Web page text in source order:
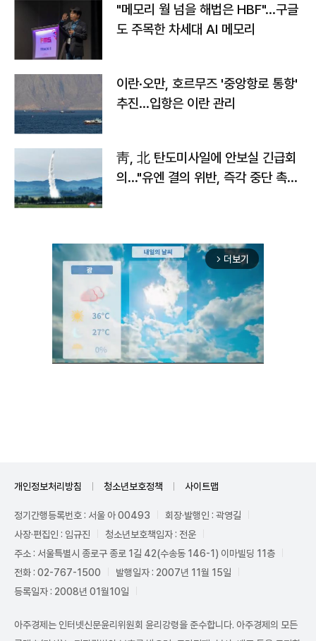
"메모리 월 넘을 해법은 HBF"…구글
도 주목한 차세대 AI 메모리
이란·오만, 호르무즈 '중앙항로 통항'
추진…입항은 이란 관리
靑, 北 탄도미사일에 안보실 긴급회
의…"유엔 결의 위반, 즉각 중단 촉
arrow_forward_ios 더보기
개인정보처리방침 청소년보호정책 사이트맵
정기간행등록번호 : 서울 아 00493
회장·발행인 : 곽영길
사장·편집인 : 임규진
청소년보호책임자 : 전운
주소 : 서울특별시 종로구 종로 1길 42(수송동 146-1) 이마빌딩 11층
전화 : 02-767-1500
발행일자 : 2007년 11월 15일
등록일자 : 2008년 01월10일
아주경제는 인터넷신문윤리위원회 윤리강령을 준수합니다. 아주경제의 모든